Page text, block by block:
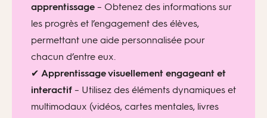
apprentissage – Obtenez des informations sur
les progrès et l’engagement des élèves,
permettant une aide personnalisée pour
chacun d’entre eux.
✔ Apprentissage visuellement engageant et
interactif – Utilisez des éléments dynamiques et
multimodaux (vidéos, cartes mentales, livres